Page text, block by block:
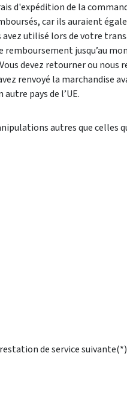
d'expédition de la
car ils auraient
utilisé lors de votre
jusqu’au
devez retourner ou
renvoyé la marchandise
pays de l’UE.
autres que celles
de service suivante(*)